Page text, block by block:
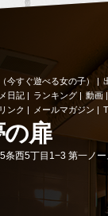
今すぐ遊べる女の子） |
日記 | ランキング | 動画|
リンク | メールマガジン |
扉
西5丁目1−3 第一ノ